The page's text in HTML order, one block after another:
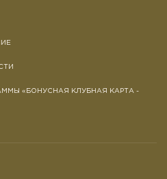
«БОНУСНАЯ КЛУБНАЯ КАРТА -